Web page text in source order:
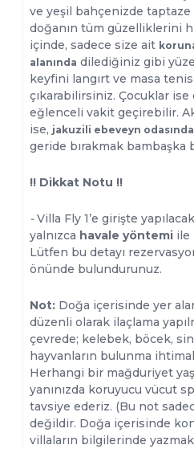
ve yeşil bahçenizde taptaze
doğanın tüm güzelliklerini
içinde, sadece size ait
alanında dilediğiniz gibi
keyfini langırt ve masa
çıkarabilirsiniz. Çocuklar ise
eğlenceli vakit geçirebilir.
ise, jakuzili ebeveyn odasında
geride bırakmak
!! Dikkat Notu !!
-Villa Fly 1’e girişte
yalnızca havale yöntemi ile
Lütfen bu detayı
önünde bulundurunuz.
Not: Doğa içerisinde yer
düzenli olarak ilaçlama
çevrede; kelebek, böcek,
hayvanların bulunma
Herhangi bir mağduriyet
yanınızda koruyucu vücut
tavsiye ederiz. (Bu not
değildir. Doğa içerisinde
villaların bilgilerinde